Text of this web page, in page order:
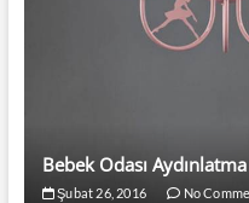
Bebek Odası
Şubat 26, 2016 No